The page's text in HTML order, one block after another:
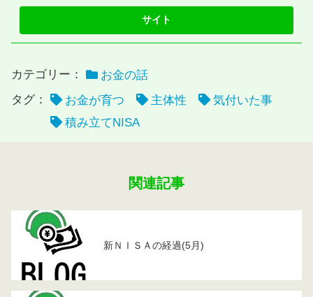
カテゴリー：
お金の話
タグ：
お金が育つ 主体性
気付いた事
積み立てNISA
関連記事
新ＮＩＳＡの経過(5月)